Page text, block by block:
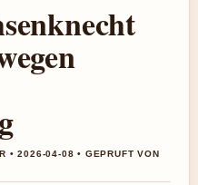
• 2026-04-08 • GEPRUFT VON